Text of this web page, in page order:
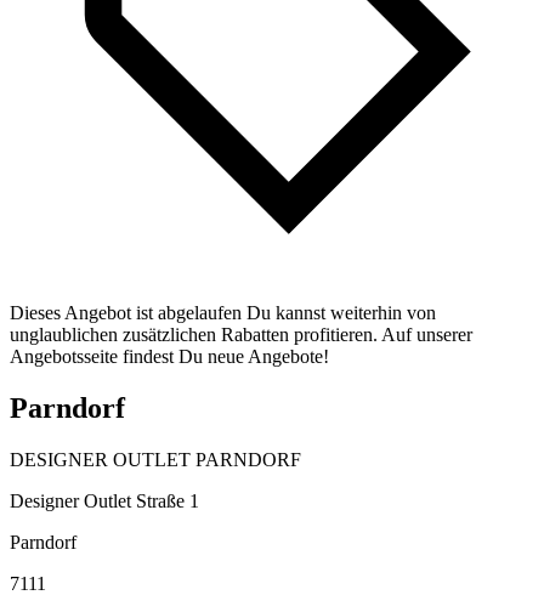
Dieses Angebot ist abgelaufen Du kannst weiterhin von
unglaublichen zusätzlichen Rabatten profitieren. Auf unserer
Angebotsseite findest Du neue Angebote!
Parndorf
DESIGNER OUTLET PARNDORF
Designer Outlet Straße 1
Parndorf
7111